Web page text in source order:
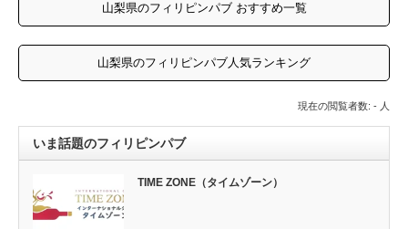
山梨県のフィリピンパブ おすすめ一覧
山梨県のフィリピンパブ人気ランキング
現在の閲覧者数: - 人
いま話題のフィリピンパブ
TIME ZONE（タイムゾーン）